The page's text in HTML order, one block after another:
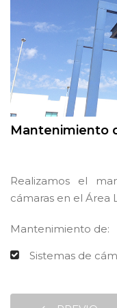
Mantenimiento
Realizamos el
cámaras en el Área
Mantenimiento de:
Sistemas de